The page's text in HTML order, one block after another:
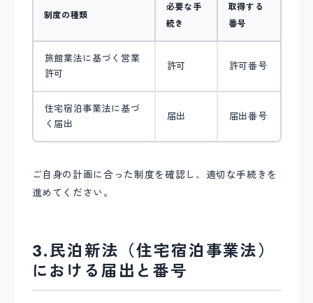
制度の種類
必要な手
続き
取得する
番号
旅館業法に基づく営業
許可
許可 許可番号
住宅宿泊事業法に基づ
く届出
届出 届出番号
ご自身の計画に合った制度を確認し、適切な手続きを
進めてください。
3.民泊新法（住宅宿泊事業法）
における届出と番号